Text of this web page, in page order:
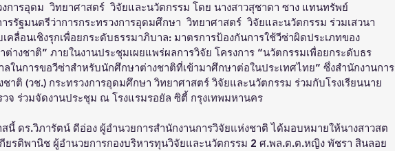
งการอุดม  วิทยาศาสตร์  วิจัยและนวัตกรรม โดย นางสาวสุชาดา ซาง แทนทรัพย์
ารรัฐมนตรีว่าการกระทรวงการอุดมศึกษา  วิทยาศาสตร์  วิจัยและนวัตกรรม ร่วมเสวนา
เคลื่อนเชิงรุกเพื่อยกระดับธรรมาภิบาล: มาตรการป้องกันการใช้วีซ่าผิดประเภทของ
ต่างชาติ” ภายในงานประชุมเผยแพร่ผลการวิจัย โครงการ “นวัตกรรมเพื่อยกระดับธร
ลในการขอวีซ่าสำหรับนักศึกษาต่างชาติที่เข้ามาศึกษาต่อในประเทศไทย” ซึ่งสำนักงานการ
ชาติ (วช.) กระทรวงการอุดมศึกษา วิทยาศาสตร์ วิจัยและนวัตกรรม ร่วมกับโรงเรียนนาย
วจ ร่วมจัดงานประชุม ณ โรงแรมรอยัล ซิตี้ กรุงเทพมหานคร
สนี้ ดร.วิภารัตน์ ดีอ่อง ผู้อำนวยการสำนักงานการวิจัยแห่งชาติ ได้มอบหมายให้นางสาวสต
ยรติพานิช ผู้อำนวยการกองบริหารทุนวิจัยและนวัตกรรม 2 ศ.พล.ต.ต.หญิง พัชรา สินลอย